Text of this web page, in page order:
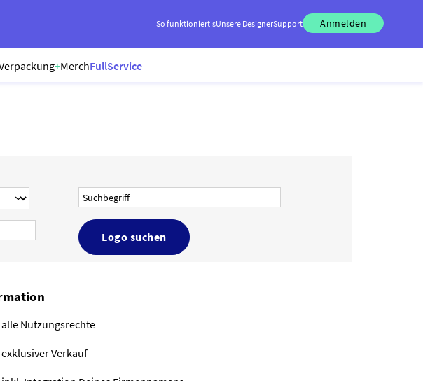
So funktioniert'sUnsere DesignerSupport Anmelden
+MerchFullService
Logo suchen
alle Nutzungsrechte
exklusiver Verkauf